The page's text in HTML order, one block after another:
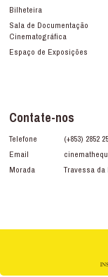
Bilheteira
Sala de Documentação
Cinematográfica
Espaço de Exposições
Contate-nos
Telefone
(+853) 2852
Email
Morada
Travessa da